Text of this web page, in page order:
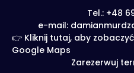
Tel.: +48
e-mail:
👉 Kliknij tutaj, aby
Google Maps
Zarezerwuj